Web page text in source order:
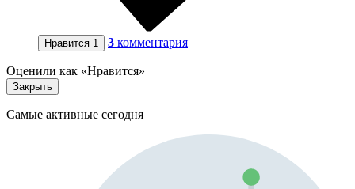
Нравится 1 3 комментария
Оценили как «Нравится»
Закрыть
Самые активные сегодня